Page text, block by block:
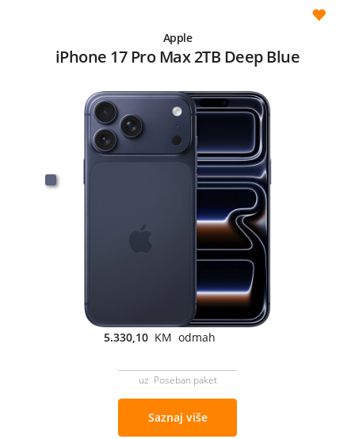
Apple
iPhone 17 Pro Max 2TB Deep Blue
5.330,10 KM odmah
uz Poseban paket
Saznaj više